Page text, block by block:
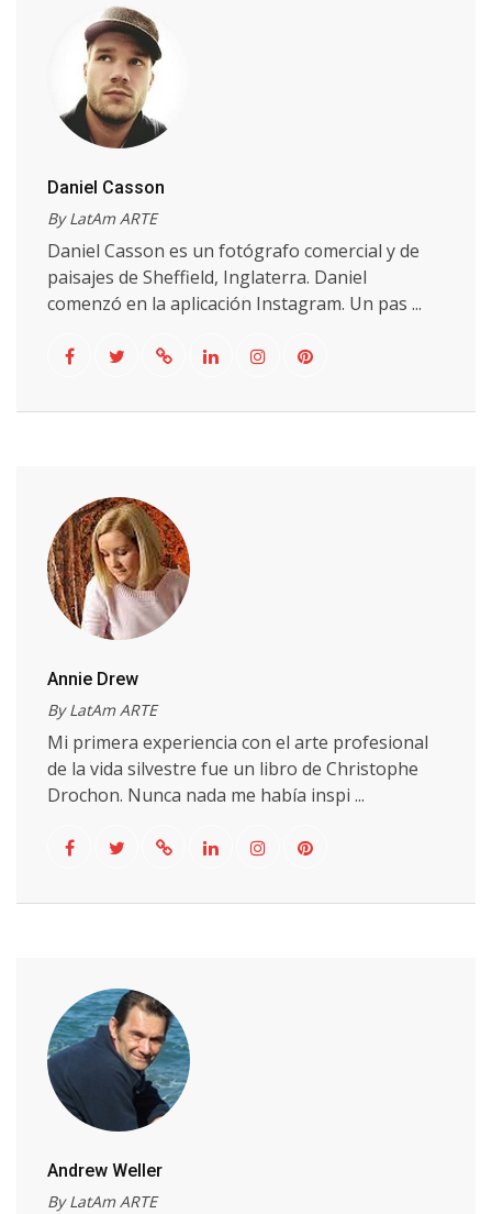
Daniel Casson
By LatAm ARTE
Daniel Casson es un fotógrafo comercial y de
paisajes de Sheffield, Inglaterra. Daniel
comenzó en la aplicación Instagram. Un pas ...
Annie Drew
By LatAm ARTE
Mi primera experiencia con el arte profesional
de la vida silvestre fue un libro de Christophe
Drochon. Nunca nada me había inspi ...
Andrew Weller
By LatAm ARTE